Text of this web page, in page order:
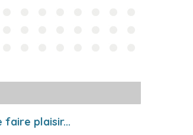
faire plaisir...